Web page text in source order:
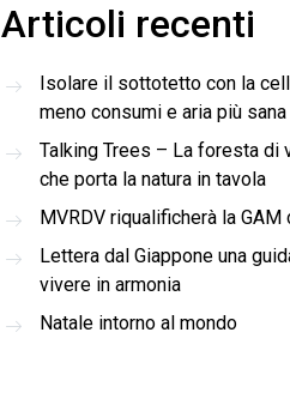
Articoli recenti
Isolare il sottotetto con la
meno consumi e aria più sana
Talking Trees – La foresta di
che porta la natura in tavola
MVRDV riqualificherà la GAM
Lettera dal Giappone una
vivere in armonia
Natale intorno al mondo